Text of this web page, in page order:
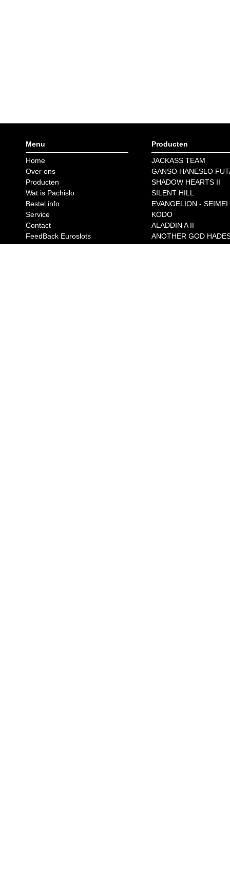
Menu
Home
Over ons
Producten
Wat is Pachislo
Bestel info
Service
Contact
FeedBack Euroslots
Producten
JACKASS TEAM
GANSO HANESLO
SHADOW HEARTS II
SILENT HILL
EVANGELION - SEIMEI
KODO
ALADDIN A II
ANOTHER GOD